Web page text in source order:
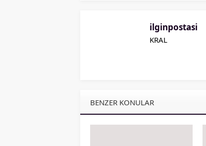
ilginpostasi
KRAL
BENZER KONULAR